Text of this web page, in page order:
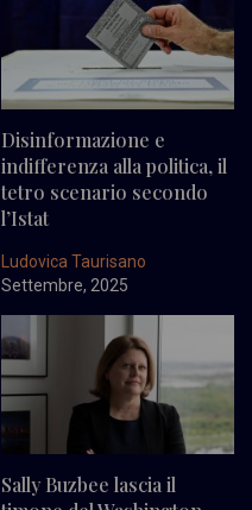
Disinformazione e
indifferenza alla politica, il
tetro scenario secondo
l’Istat
Ludovica Taurisano
Settembre, 2025
Sally Buzbee lascia il